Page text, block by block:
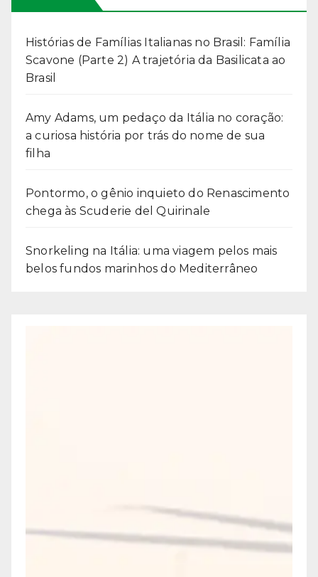
Histórias de Famílias Italianas no Brasil: Família
Scavone (Parte 2) A trajetória da Basilicata ao
Brasil
Amy Adams, um pedaço da Itália no coração:
a curiosa história por trás do nome de sua
filha
Pontormo, o gênio inquieto do Renascimento
chega às Scuderie del Quirinale
Snorkeling na Itália: uma viagem pelos mais
belos fundos marinhos do Mediterrâneo